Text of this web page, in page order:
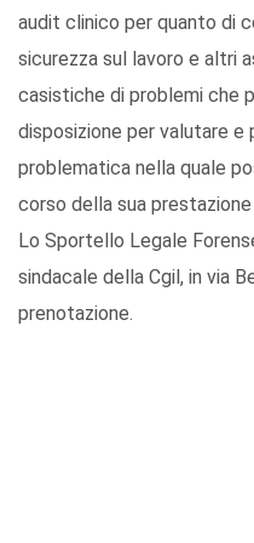
audit clinico per quanto di
sicurezza sul lavoro e altri
casistiche di problemi che
disposizione per valutare e
problematica nella quale
corso della sua
Lo Sportello Legale
sindacale della Cgil, in via
prenotazione.